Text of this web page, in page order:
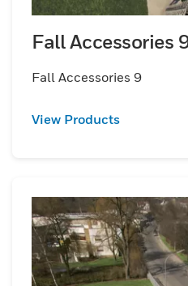
Fall Accessories
Fall Accessories 9
View Products